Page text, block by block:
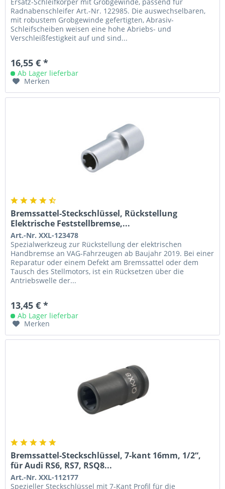
Radnabenschleifer Art.-Nr. 122985. Die auswechselbaren,
mit robustem Grobgewinde gefertigten, Abrasiv-
Schleifscheiben weisen eine hohe Abriebs- und
Verschleißfestigkeit auf und sind...
16,55 € *
Ab Lager lieferbar
Merken
Bremssattel-Steckschlüssel, Rückstellung
Elektrische Feststellbremse,...
Art.-Nr. XXL-123478
Spezialwerkzeug zur Rückstellung der elektrischen
Handbremse an VAG-Fahrzeugen ab Baujahr 2019. Bei einer
Reparatur oder einem Defekt am Bremssattel oder dem
Tausch des Stellmotors, ist ein Rücksetzen über die
Antriebswelle der...
13,45 € *
Ab Lager lieferbar
Merken
Bremssattel-Steckschlüssel, 7-kant 16mm, 1/2“,
für Audi RS6, RS7, RSQ8...
Art.-Nr. XXL-112177
Spezieller Steckschlüssel mit 7-Kant Profil für die